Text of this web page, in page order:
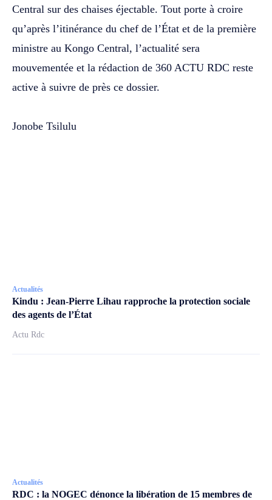
Central sur des chaises éjectable. Tout porte à croire
qu’après l’itinérance du chef de l’État et de la première
ministre au Kongo Central, l’actualité sera
mouvementée et la rédaction de 360 ACTU RDC reste
active à suivre de près ce dossier.
Jonobe Tsilulu
Actualités
Kindu : Jean-Pierre Lihau rapproche la protection sociale
des agents de l’État
Actu Rdc
Actualités
RDC : la NOGEC dénonce la libération de 15 membres de